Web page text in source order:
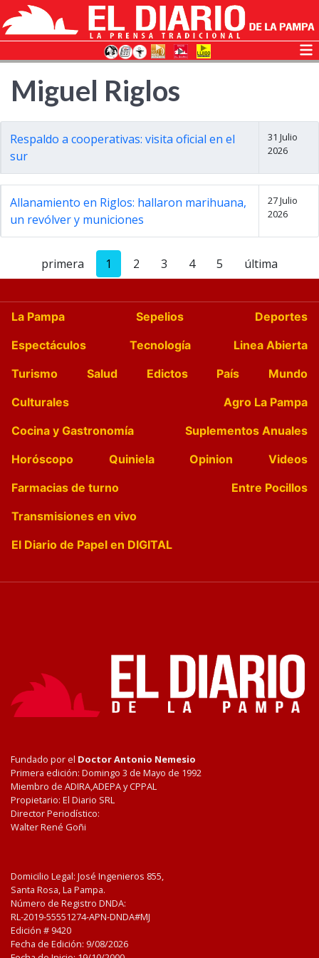
Miguel Riglos
Respaldo a cooperativas: visita oficial en el
sur
31 Julio
2026
Allanamiento en Riglos: hallaron marihuana,
un revólver y municiones
27 Julio
2026
primera 1 2 3 4 5 última
La Pampa Sepelios
Deportes
Espectáculos
Tecnología
Linea Abierta
Turismo
Salud Edictos País
Mundo
Culturales
Agro La Pampa
Cocina y Gastronomía
Suplementos Anuales
Horóscopo
Quiniela Opinion
Videos
Farmacias de turno
Entre Pocillos
Transmisiones en vivo
El Diario de Papel en DIGITAL
Fundado por el Doctor Antonio Nemesio
Primera edición: Domingo 3 de Mayo de 1992
Miembro de ADIRA,ADEPA y CPPAL
Propietario: El Diario SRL
Director Periodístico:
Walter René Goñi
Domicilio Legal: José Ingenieros 855,
Santa Rosa, La Pampa.
Número de Registro DNDA:
RL-2019-55551274-APN-DNDA#MJ
Edición # 9420
Fecha de Edición: 9/08/2026